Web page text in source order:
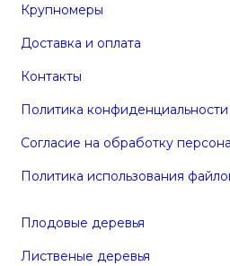
Крупномеры
Доставка и оплата
Контакты
Политика конфиденциальности
Согласие на обработку
Политика использования
Плодовые деревья
Лиственые деревья